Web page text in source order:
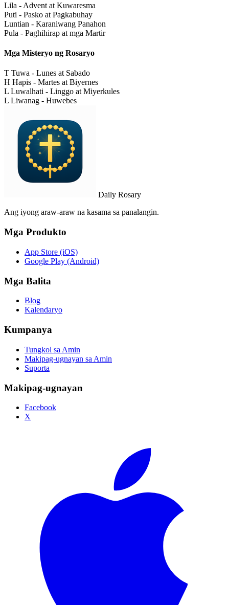
Lila - Advent at Kuwaresma
Puti - Pasko at Pagkabuhay
Luntian - Karaniwang Panahon
Pula - Paghihirap at mga Martir
Mga Misteryo ng Rosaryo
T Tuwa - Lunes at Sabado
H Hapis - Martes at Biyernes
L Luwalhati - Linggo at Miyerkules
L Liwanag - Huwebes
Daily Rosary
Ang iyong araw-araw na kasama sa panalangin.
Mga Produkto
App Store (iOS)
Google Play (Android)
Mga Balita
Blog
Kalendaryo
Kumpanya
Tungkol sa Amin
Makipag-ugnayan sa Amin
Suporta
Makipag-ugnayan
Facebook
X